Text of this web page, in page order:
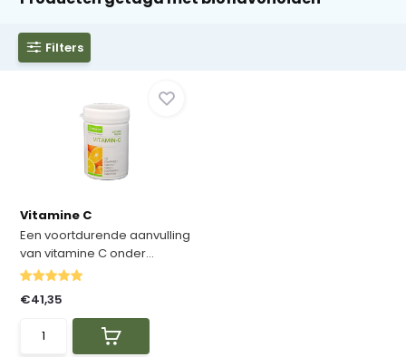
Filters
Vitamine C
Een voortdurende aanvulling
van vitamine C onder...
€41,35